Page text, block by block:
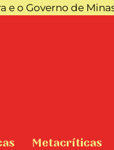
e o Governo de
Metacríticas